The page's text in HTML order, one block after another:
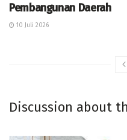
Pembangunan Daerah
10 Juli 2026
Discussion about